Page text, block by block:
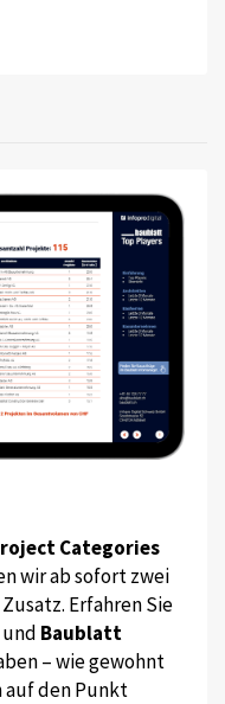
Categories
wir ab sofort zwei
Erfahren Sie
Baublatt
– wie gewohnt
auf den Punkt